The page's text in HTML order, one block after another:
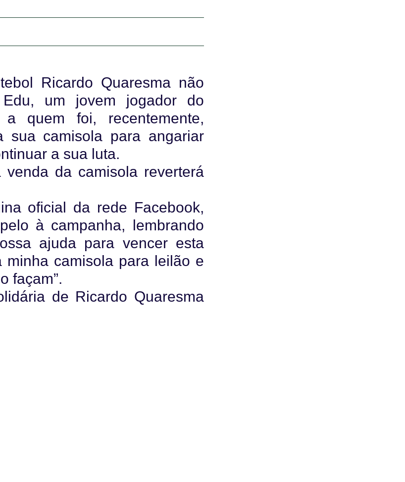
Ricardo Quaresma não
um jovem jogador do
quem foi, recentemente,
camisola para angariar
a sua luta.
da camisola reverterá
oficial da rede Facebook,
à campanha, lembrando
ajuda para vencer esta
minha camisola para leilão e
façam”.
de Ricardo Quaresma